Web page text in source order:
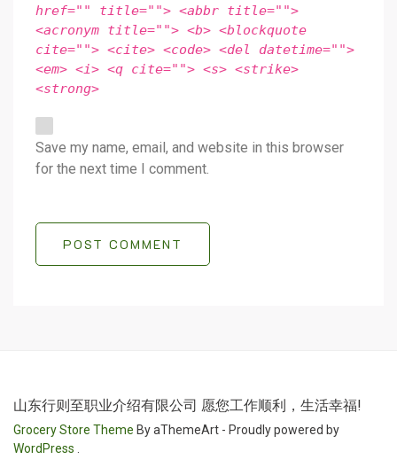
href="" title=""> <abbr title="">
<acronym title=""> <b> <blockquote
cite=""> <cite> <code> <del datetime="">
<em> <i> <q cite=""> <s> <strike>
<strong>
Save my name, email, and website in this browser
for the next time I comment.
POST COMMENT
山东行则至职业介绍有限公司 愿您工作顺利，生活幸福!
Grocery Store Theme By aThemeArt - Proudly powered by
WordPress